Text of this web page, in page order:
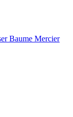
Baume Mercier